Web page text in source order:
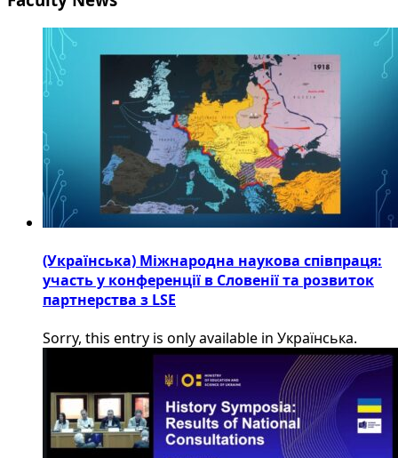
(Українська) Міжнародна наукова співпраця:
участь у конференції в Словенії та розвиток
партнерства з LSE
Sorry, this entry is only available in Українська.